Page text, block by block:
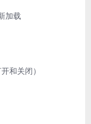
加载
和关闭）